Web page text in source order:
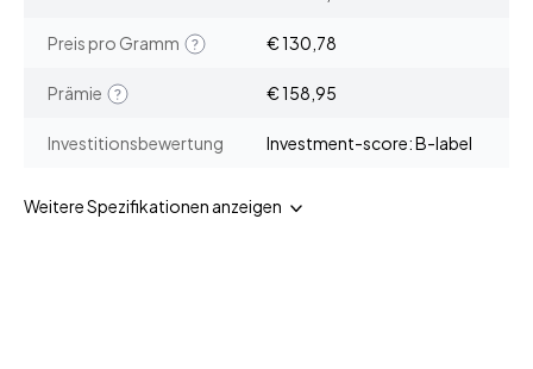
Preis pro Gramm € 130,78
Prämie € 158,95
Investitionsbewertung Investment-score: B-label
Weitere Spezifikationen anzeigen